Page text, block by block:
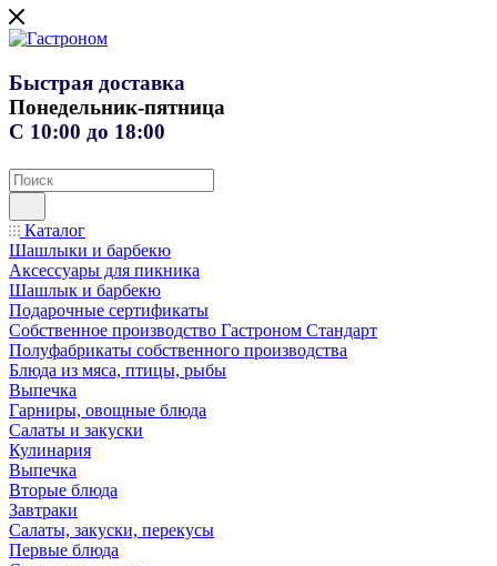
Быстрая доставка
Понедельник-пятница
С 10:00 до 18:00
Каталог
Шашлыки и барбекю
Аксессуары для пикника
Шашлык и барбекю
Подарочные сертификаты
Собственное производство Гастроном Стандарт
Полуфабрикаты собственного производства
Блюда из мяса, птицы, рыбы
Выпечка
Гарниры, овощные блюда
Салаты и закуски
Кулинария
Выпечка
Вторые блюда
Завтраки
Салаты, закуски, перекусы
Первые блюда